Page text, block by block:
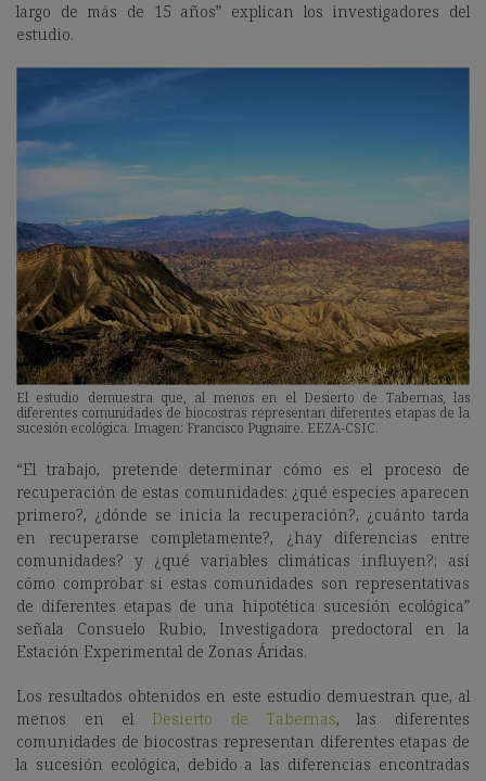
largo de más de 15 años” explican los investigadores del
estudio.
El estudio demuestra que, al menos en el Desierto de Tabernas, las
diferentes comunidades de biocostras representan diferentes etapas de la
sucesión ecológica. Imagen: Francisco Pugnaire. EEZA-CSIC.
“El trabajo, pretende determinar cómo es el proceso de
recuperación de estas comunidades: ¿qué especies aparecen
primero?, ¿dónde se inicia la recuperación?, ¿cuánto tarda
en recuperarse completamente?, ¿hay diferencias entre
comunidades? y ¿qué variables climáticas influyen?; así
cómo comprobar si estas comunidades son representativas
de diferentes etapas de una hipotética sucesión ecológica”
señala Consuelo Rubio, Investigadora predoctoral en la
Estación Experimental de Zonas Áridas.
Los resultados obtenidos en este estudio demuestran que, al
menos en el Desierto de Tabernas, las diferentes
comunidades de biocostras representan diferentes etapas de
la sucesión ecológica, debido a las diferencias encontradas